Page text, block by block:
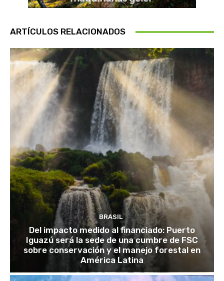
ARTÍCULOS RELACIONADOS
BRASIL
Del impacto medido al financiado: Puerto
Iguazú será la sede de una cumbre de FSC
sobre conservación y el manejo forestal en
América Latina